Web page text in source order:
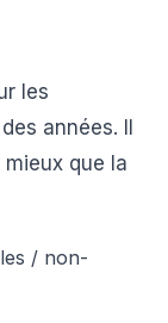
les
années. Il
que la
/ non-